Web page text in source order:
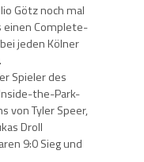
Götz noch mal
einen Complete-
jeden Kölner
Spieler des
the-Park-
von Tyler Speer,
Droll
9:0 Sieg und